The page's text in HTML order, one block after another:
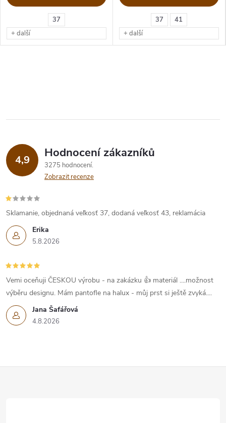
37
+ další
37
41
+ další
4,9 Hodnocení zákazníků
3275 hodnocení
Zobrazit recenze
Erika
5.8.2026
Sklamanie, objednaná veľkosť 37, dodaná veľkosť 43, reklamácia
Jana Šafářová
4.8.2026
Vemi oceňuji ČESKOU výrobu - na zakázku 👍 materiál ....možnost
výběru designu. Mám pantofle na halux - můj prst si ještě zvyká....